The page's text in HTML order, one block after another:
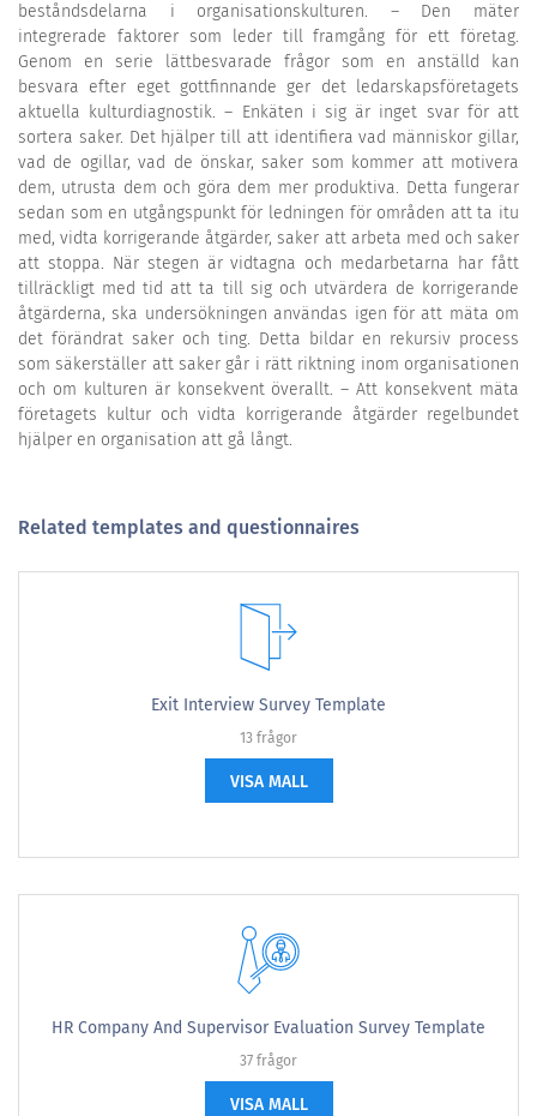
beståndsdelarna i organisationskulturen. – Den mäter
integrerade faktorer som leder till framgång för ett företag.
Genom en serie lättbesvarade frågor som en anställd kan
besvara efter eget gottfinnande ger det ledarskapsföretagets
aktuella kulturdiagnostik. – Enkäten i sig är inget svar för att
sortera saker. Det hjälper till att identifiera vad människor gillar,
vad de ogillar, vad de önskar, saker som kommer att motivera
dem, utrusta dem och göra dem mer produktiva. Detta fungerar
sedan som en utgångspunkt för ledningen för områden att ta itu
med, vidta korrigerande åtgärder, saker att arbeta med och saker
att stoppa. När stegen är vidtagna och medarbetarna har fått
tillräckligt med tid att ta till sig och utvärdera de korrigerande
åtgärderna, ska undersökningen användas igen för att mäta om
det förändrat saker och ting. Detta bildar en rekursiv process
som säkerställer att saker går i rätt riktning inom organisationen
och om kulturen är konsekvent överallt. – Att konsekvent mäta
företagets kultur och vidta korrigerande åtgärder regelbundet
hjälper en organisation att gå långt.
Related templates and questionnaires
Exit Interview Survey Template
13 frågor
VISA MALL
HR Company And Supervisor Evaluation Survey Template
37 frågor
VISA MALL